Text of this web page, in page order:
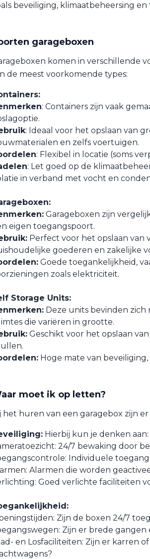
beveiliging, klimaatbeheersing
garageboxen
komen in verschillende
de meest voorkomende types:
: Containers zijn vaak
: Ideaal voor het opslaan van
en zelfs voertuigen.
: Flexibel in locatie (soms
: Let goed op de
in verband met vocht en
Garageboxen zijn
eigen toegangspoort.
Perfect voor het opslaan van
goederen en zakelijke
Goede toegankelijkheid,
zoals elektriciteit.
Storage Units:
Deze units bevinden
die variëren in grootte.
Geschikt voor het opslaan
Hoge mate van
moet ik op letten?
het huren van een garagebox zijn
Hierbij kun je denken aan:
24/7 bewaking door
Individuele
Alarmen die worden
Goed verlichte faciliteiten
Zijn de boxen 24/7
Zijn er brede
en Losfaciliteiten: Zijn er karren